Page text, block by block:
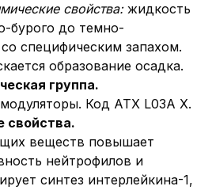
свойства: жидкость
бурого до темно-
специфическим запахом.
образование осадка.
группа.
Код АТХ L03A X.
свойства.
веществ повышает
нейтрофилов и
синтез интерлейкина-1,